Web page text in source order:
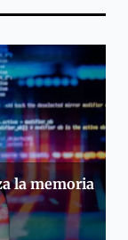
la memoria